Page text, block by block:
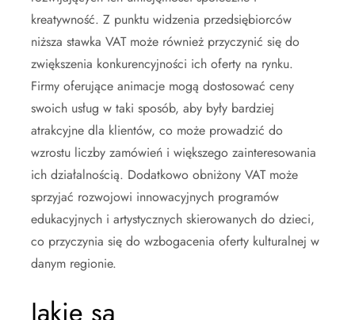
kreatywność. Z punktu widzenia przedsiębiorców
niższa stawka VAT może również przyczynić się do
zwiększenia konkurencyjności ich oferty na rynku.
Firmy oferujące animacje mogą dostosować ceny
swoich usług w taki sposób, aby były bardziej
atrakcyjne dla klientów, co może prowadzić do
wzrostu liczby zamówień i większego zainteresowania
ich działalnością. Dodatkowo obniżony VAT może
sprzyjać rozwojowi innowacyjnych programów
edukacyjnych i artystycznych skierowanych do dzieci,
co przyczynia się do wzbogacenia oferty kulturalnej w
danym regionie.